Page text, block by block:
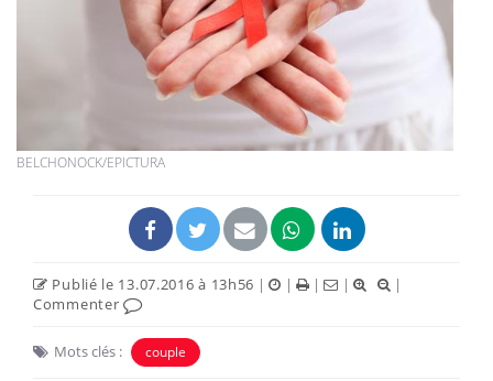
BELCHONOCK/EPICTURA
Publié le 13.07.2016 à 13h56 | | | |
|
Commenter
Mots clés : couple